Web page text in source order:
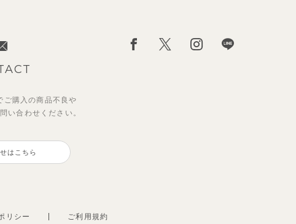
ョート
ショルダートップス&ショートパ
ーカラー半袖トップス＆ハーフパ
ご購入の商品不良や
い合わせください。
はこちら
リシー ご利用規約